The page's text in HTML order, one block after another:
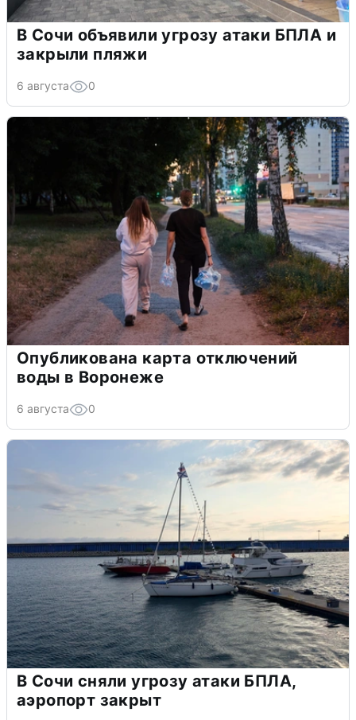
В Сочи объявили угрозу атаки БПЛА и
закрыли пляжи
6 августа 0
Опубликована карта отключений
воды в Воронеже
6 августа 0
В Сочи сняли угрозу атаки БПЛА,
аэропорт закрыт